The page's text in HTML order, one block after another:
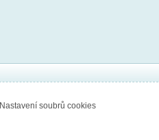
Nastavení soubrů cookies